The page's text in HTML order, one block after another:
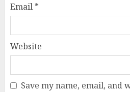
Email *
Website
Save my name, email, and